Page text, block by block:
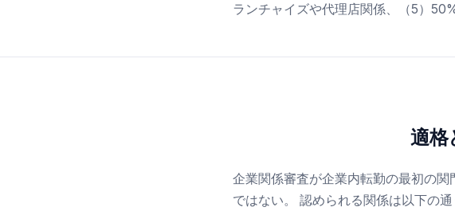
ランチャイズや代理店関係、（5）
適格
企業関係審査が企業内転勤の最初の
ではない。 認められる関係は以下の通